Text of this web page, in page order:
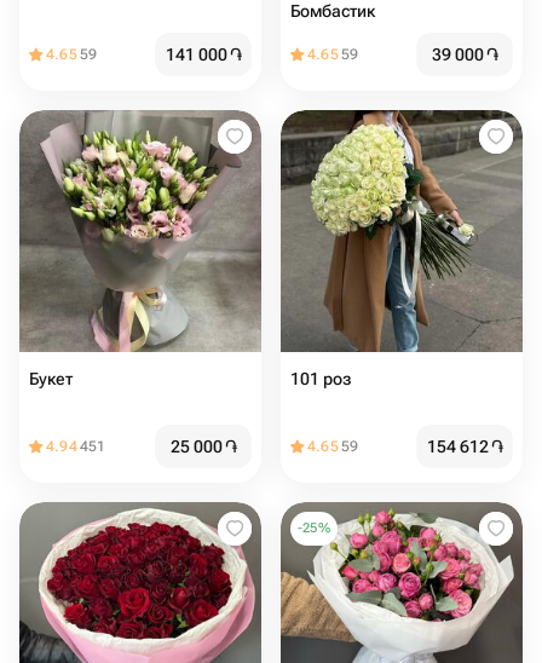
4.6559 141 000֏
Бомбастик
4.6559 39 000֏
Букет
4.94451 25 000֏
101 роз
4.6559 154 612֏
-25%